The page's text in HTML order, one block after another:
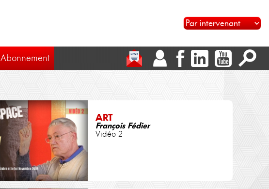
Abonnement
ART
François Fédier
Vidéo 2